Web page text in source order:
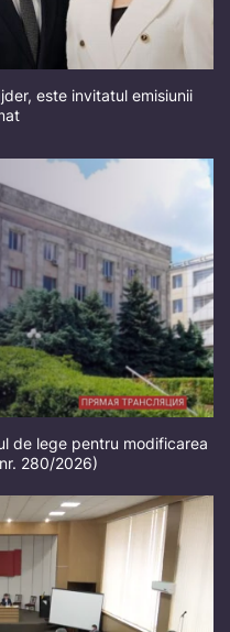
este invitatul emisiunii
de lege pentru modificarea
280/2026)